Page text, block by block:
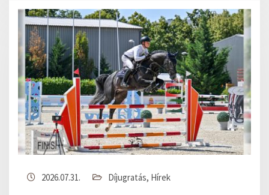
2026.07.31. Díjugratás, Hírek